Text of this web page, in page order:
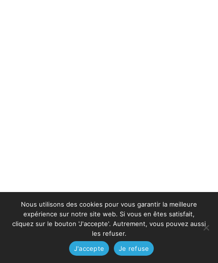
Nous utilisons des cookies pour vous garantir la meilleure
expérience sur notre site web. Si vous en êtes satisfait,
cliquez sur le bouton 'J'accepte'. Autrement, vous pouvez aussi
les refuser.
J'accepte
Je refuse